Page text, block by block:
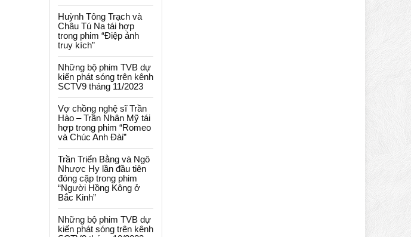
Huỳnh Tông Trạch và
Châu Tú Na tái hợp
trong phim “Điệp ảnh
truy kích”
Những bộ phim TVB dự
kiến phát sóng trên kênh
SCTV9 tháng 11/2023
Vợ chồng nghệ sĩ Trần
Hào – Trần Nhân Mỹ tái
hợp trong phim “Romeo
và Chúc Anh Đài”
Trần Triển Bằng và Ngô
Nhược Hy lần đầu tiên
đóng cặp trong phim
“Người Hồng Kông ở
Bắc Kinh”
Những bộ phim TVB dự
kiến phát sóng trên kênh